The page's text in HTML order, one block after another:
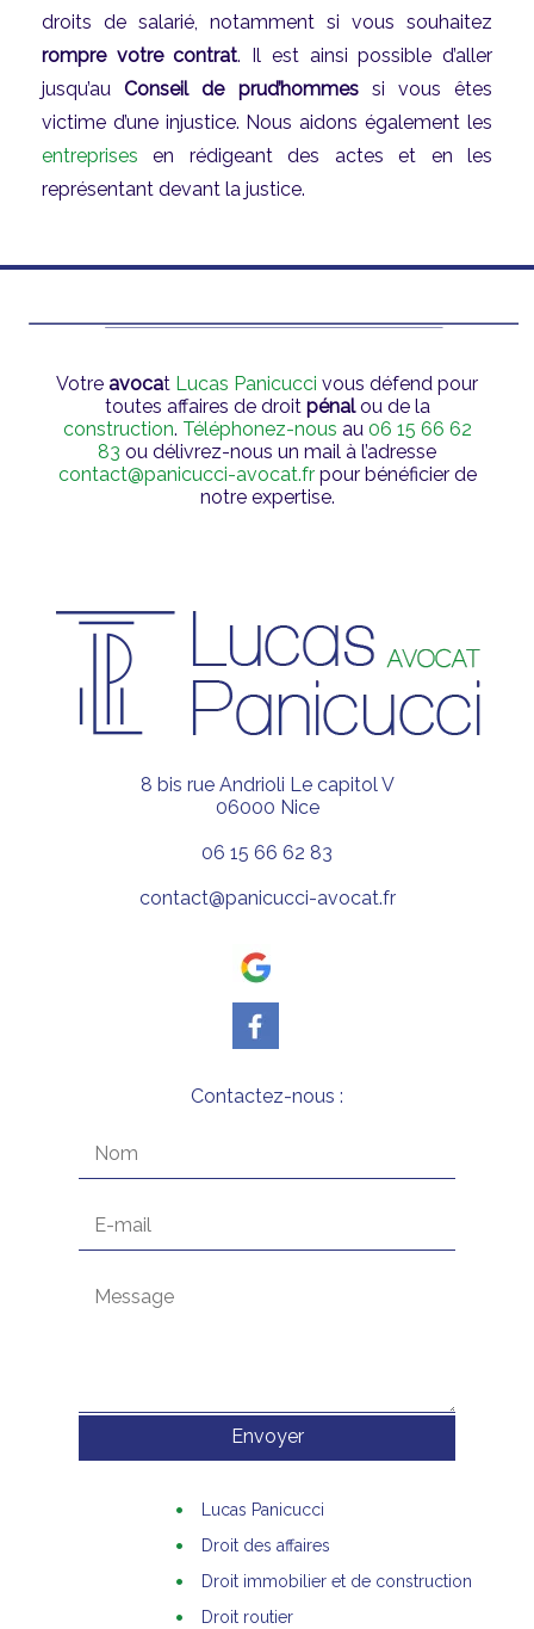
droits de salarié, notamment si vous souhaitez
rompre votre contrat. Il est ainsi possible d’aller
jusqu’auConseil de prud’hommessi vous êtes
victime d’une injustice. Nous aidons également les
entreprises en rédigeant des actes et en les
représentant devant la justice.
Votre avocat Lucas Panicucci vous défend pour
toutes affaires de droit pénalou de la
construction. Téléphonez-nous au 06 15 66 62
83 ou délivrez-nous un mail à l’adresse
contact@panicucci-avocat.frpour bénéficier de
notre expertise.
8 bis rue Andrioli Le capitol V
06000 Nice
06 15 66 62 83
contact@panicucci-avocat.fr
Contactez-nous :
Lucas Panicucci
Droit des affaires
Droit immobilier et de construction
Droit routier